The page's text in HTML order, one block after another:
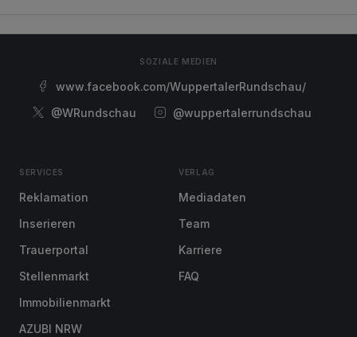
SOZIALE MEDIEN
www.facebook.com/WuppertalerRundschau/
@WRundschau
@wuppertalerrundschau
SERVICES
Reklamation
Inserieren
Trauerportal
Stellenmarkt
Immobilienmarkt
AZUBI NRW
VERLAG
Mediadaten
Team
Karriere
FAQ